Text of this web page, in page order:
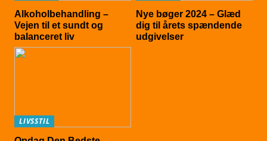
Alkoholbehandling –
Vejen til et sundt og
balanceret liv
Nye bøger 2024 – Glæd
dig til årets spændende
udgivelser
LIVSSTIL